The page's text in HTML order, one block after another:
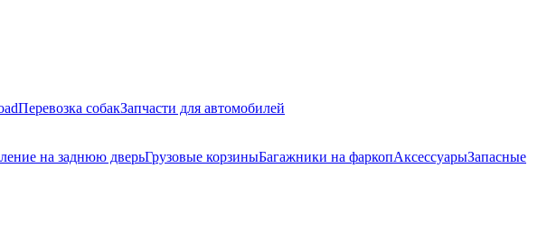
Перевозка собакЗапчасти для автомобилей
на заднюю дверьГрузовые корзиныБагажники на фаркопАксессуарыЗапасные